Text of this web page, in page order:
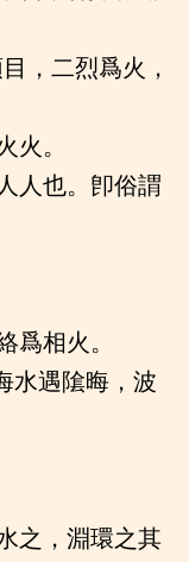
，二烈爲火，
火。
人也。卽俗謂
爲相火。
水遇隂晦，波
之，淵環之其